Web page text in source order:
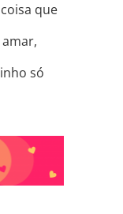
que
só